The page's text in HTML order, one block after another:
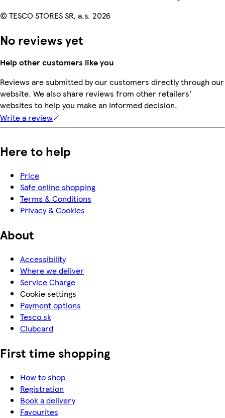
© TESCO STORES SR, a.s. 2026
No reviews yet
Help other customers like you
Reviews are submitted by our customers directly through our
website. We also share reviews from other retailers'
websites to help you make an informed decision.
Write a review
Here to help
Price
Safe online shopping
Terms & Conditions
Privacy & Cookies
About
Accessibility
Where we deliver
Service Charge
Cookie settings
Payment options
Tesco.sk
Clubcard
First time shopping
How to shop
Registration
Book a delivery
Favourites